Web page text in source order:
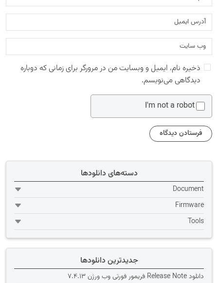
ذخیره نام، ایمیل و وبسایت من در مرورگر برای زمانی که دوباره
دیدگاهی می‌نویسم.
I'm not a robot
دسته‌های دانلودها
Document
Firmware
Tools
جدیدترین دانلودها
دانلود Release Note فریمور فورتی وب ورژن 7.4.13